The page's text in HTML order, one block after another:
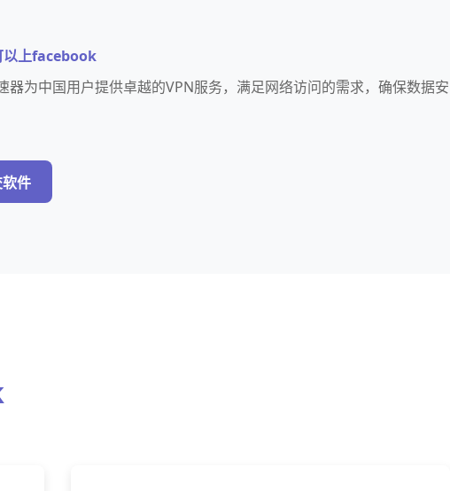
以上facebook
为中国用户提供卓越的VPN服务，满足网络访问的需求，确保数据安
件